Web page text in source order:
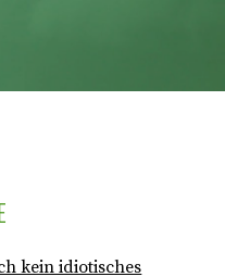
kein idiotisches